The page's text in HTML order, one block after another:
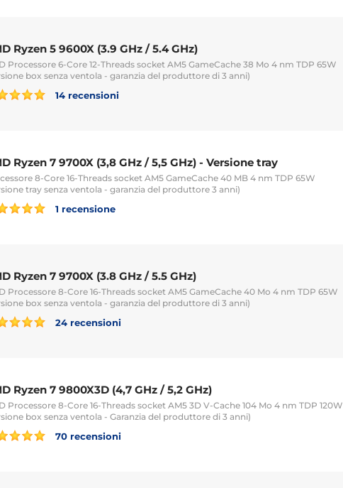
Ryzen 5 9600X (3.9 GHz / 5.4 GHz)
Processore 6-Core 12-Threads socket AM5 GameCache 38 Mo 4 nm TDP 65W
box senza ventola - garanzia del produttore di 3 anni)
14 recensioni
Ryzen 7 9700X (3,8 GHz / 5,5 GHz) - Versione tray
8-Core 16-Threads socket AM5 GameCache 40 MB 4 nm TDP 65W
tray senza ventola - garanzia del produttore 3 anni)
1 recensione
Ryzen 7 9700X (3.8 GHz / 5.5 GHz)
Processore 8-Core 16-Threads socket AM5 GameCache 40 Mo 4 nm TDP 65W
box senza ventola - garanzia del produttore di 3 anni)
24 recensioni
Ryzen 7 9800X3D (4,7 GHz / 5,2 GHz)
Processore 8-Core 16-Threads socket AM5 3D V-Cache 104 Mo 4 nm TDP 120W
box senza ventola - Garanzia del produttore di 3 anni)
70 recensioni